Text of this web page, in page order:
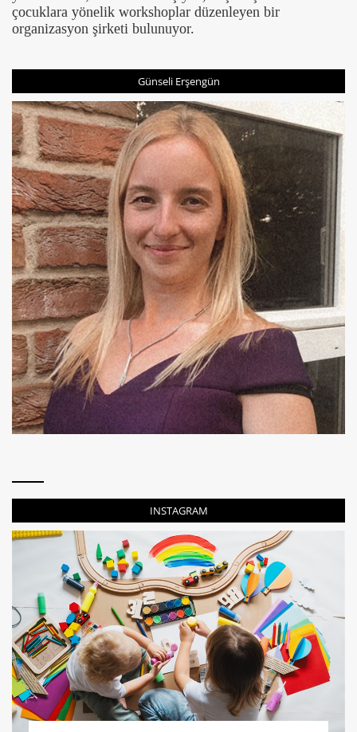
çocuklara yönelik workshoplar düzenleyen bir
organizasyon şirketi bulunuyor.
Günseli Erşengün
INSTAGRAM